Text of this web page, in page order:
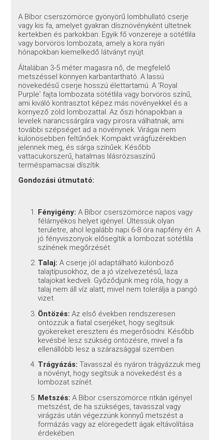
A Bíbor cserszömörce gyönyörű lombhullató cserje
vagy kis fa, amelyet gyakran dísznövényként ültetnek
kertekben és parkokban. Egyik fő vonzereje a sötétlila
vagy borvörös lombozata, amely a kora nyári
hónapokban kiemelkedő látványt nyújt.
Általában 3-5 méter magasra nő, de megfelelő
metszéssel könnyen karbantartható. A lassú
növekedésű cserje hosszú élettartamú. A 'Royal
Purple' fajta lombozata sötétlila vagy borvörös színű,
ami kiváló kontrasztot képez más növényekkel és a
környező zöld lombozattal. Az őszi hónapokban a
levelek narancssárgára vagy pirosra válhatnak, ami
további szépséget ad a növénynek. Virágai nem
különösebben feltűnőek. Kompakt virágfüzérekben
jelennek meg, és sárga színűek. Később
vattacukorszerű, hatalmas lilásrózsaszínű
terméspamacsai díszítik.
Gondozási útmutató:
Fényigény: A Bíbor cserszömörce napos vagy
félárnyékos helyet igényel. Ültessük olyan
területre, ahol legalább napi 6-8 óra napfény éri. A
jó fényviszonyok elősegítik a lombozat sötétlila
színének megőrzését.
Talaj: A cserje jól adaptálható különböző
talajtípusokhoz, de a jó vízelvezetésű, laza
talajokat kedveli. Győződjünk meg róla, hogy a
talaj nem áll víz alatt, mivel nem tolerálja a pangó
vizet.
Öntözés: Az első években rendszeresen
öntözzük a fiatal cserjéket, hogy segítsük
gyökereket ereszteni és megerősödni. Később
kevésbé lesz szükség öntözésre, mivel a fa
ellenállóbb lesz a szárazsággal szemben.
Trágyázás: Tavasszal és nyáron trágyázzuk meg
a növényt, hogy segítsük a növekedést és a
lombozat színét.
Metszés: A Bíbor cserszömörce ritkán igényel
metszést, de ha szükséges, tavasszal vagy
virágzás után végezzünk könnyű metszést a
formázás vagy az elöregedett ágak eltávolítása
érdekében.